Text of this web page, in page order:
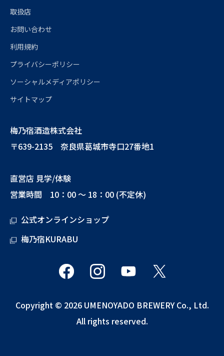
取扱店
お問い合わせ
利用規約
プライバシーポリシー
ソーシャルメディアポリシー
サイトマップ
梅乃宿酒造株式会社
〒639-2135 奈良県葛城市寺口27番地1
直営店 見学/体験
営業時間 10：00 ～ 18：00 (不定休)
公式オンラインショップ
梅乃宿KURABU
Copyright © 2026 UMENOYADO BREWERY Co., Ltd.
All rights reserved.